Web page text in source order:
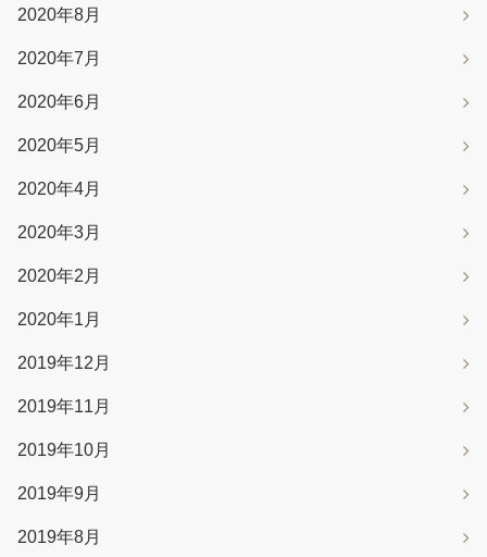
2020年8月
2020年7月
2020年6月
2020年5月
2020年4月
2020年3月
2020年2月
2020年1月
2019年12月
2019年11月
2019年10月
2019年9月
2019年8月